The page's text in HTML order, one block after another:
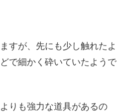
すが、先にも少し触れたよ
で細かく砕いていたようで
りも強力な道具があるの